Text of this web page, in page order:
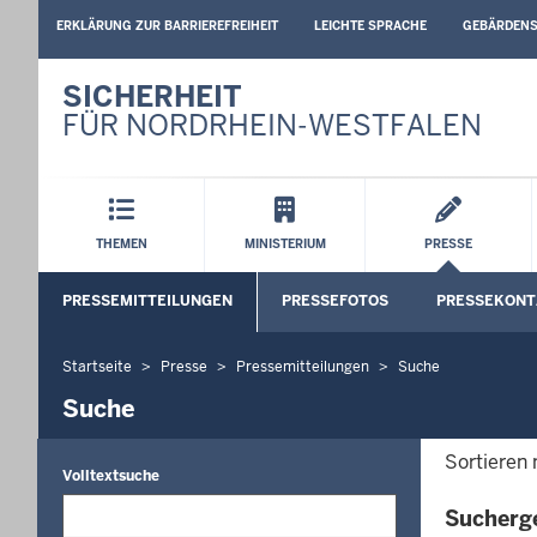
SPRACHEN
ERKLÄRUNG ZUR BARRIEREFREIHEIT LEICHTE SPRACHE
SICHERHEIT
FÜR NORDRHEIN-WESTFALEN
Hauptmenü
THEMEN MINISTERIUM PRESSE
PRESSEMITTEILUNGEN PRESSEFOTOS
Sie
befinden
Startseite Presse Pressemitteilungen Suche
Suche
Volltextsuche
Sortieren